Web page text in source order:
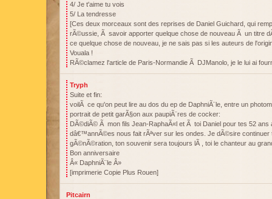
4/ Je t'aime tu vois
5/ La tendresse
[Ces deux morceaux sont des reprises de Daniel Guichard, qui
rÃ©ussie, Ã savoir apporter quelque chose de nouveau Ã un titre
ce quelque chose de nouveau, je ne sais pas si les auteurs de
Vouala !
RÃ©clamez l'article de Paris-Normandie Ã DJManolo, je le lui ai
Tryph
Suite et fin:
voilÃ ce qu'on peut lire au dos du ep de DaphniÃ¨le, entre un
portrait de petit garÃ§on aux paupiÃ¨res de cocker:
DÃ©diÃ© Ã mon fils Jean-RaphaÃ«l et Ã toi Daniel pour tes 52 ans
dâ€™annÃ©es nous fait rÃªver sur les ondes. Je dÃ©sire continuer
gÃ©nÃ©ration, ton souvenir sera toujours lÃ , toi le chanteur au
Bon anniversaire
Â« DaphniÃ¨le Â»
[imprimerie Copie Plus Rouen]
Pitcairn